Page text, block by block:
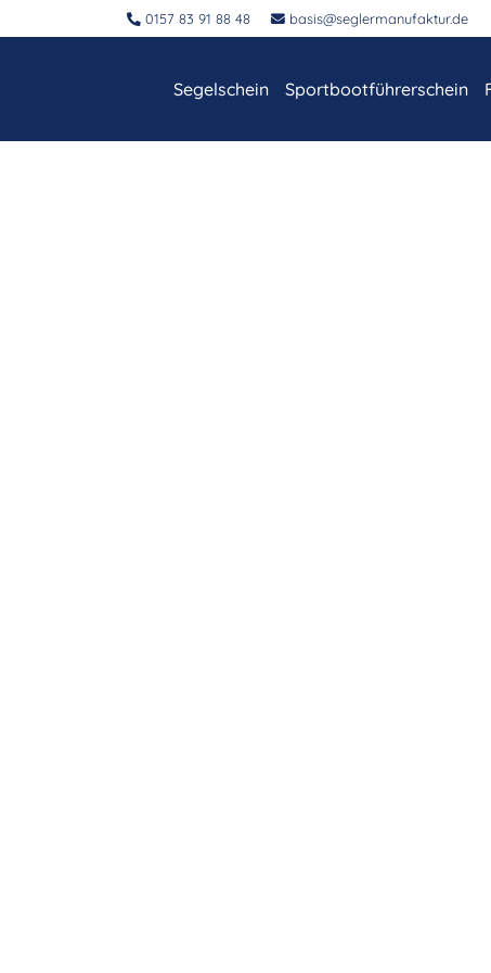
0157 83 91 88 48 basis@seglermanufaktur.de
Navigation überspringen
Segelschein Sportbootführerschein